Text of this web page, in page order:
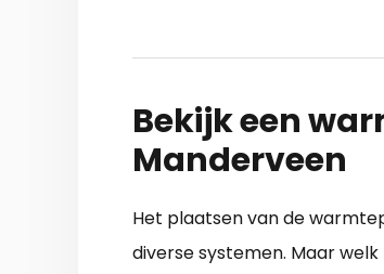
Bekijk een
Manderveen
Het plaatsen van de
diverse systemen. Maar